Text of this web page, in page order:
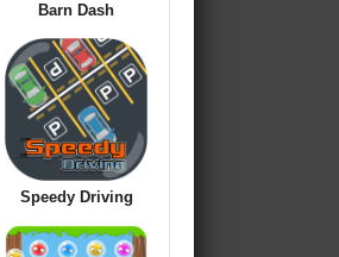
Barn Dash
Speedy Driving